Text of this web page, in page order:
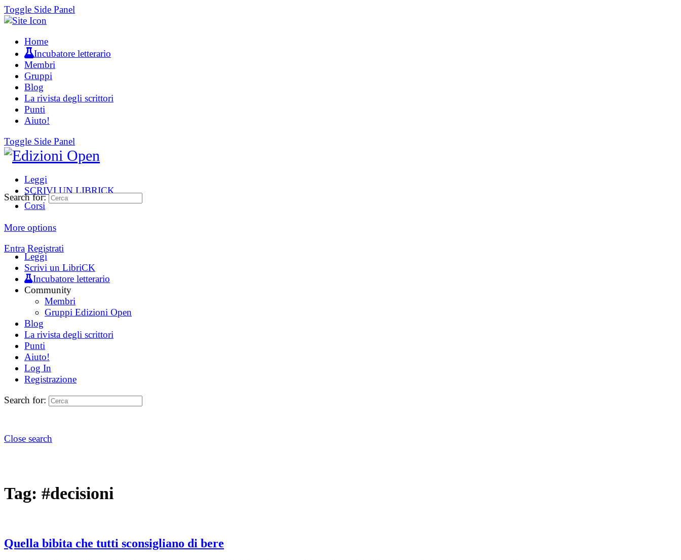
Toggle Side Panel
Home
Incubatore letterario
Membri
Gruppi
Blog
La rivista degli scrittori
Punti
Aiuto!
Toggle Side Panel
Leggi
SCRIVI UN LIBRICK
Corsi
More options
Entra Registrati
Search for:
Leggi
Scrivi un LibriCK
Incubatore letterario
Community
Membri
Gruppi Edizioni Open
Blog
La rivista degli scrittori
Punti
Aiuto!
Log In
Registrazione
Search for:
Close search
Tag: #decisioni
Quella bibita che tutti sconsigliano di bere